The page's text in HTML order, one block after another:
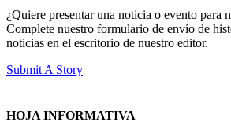
¿Quiere presentar una noticia o evento para
Complete nuestro formulario de envío de
noticias en el escritorio de nuestro editor.
Submit A Story
HOJA INFORMATIVA